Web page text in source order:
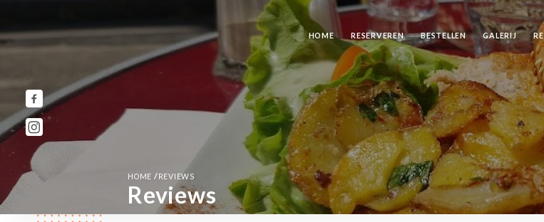
HOME RESERVEREN BESTELLEN GALERIJ
HOME / REVIEWS
Reviews